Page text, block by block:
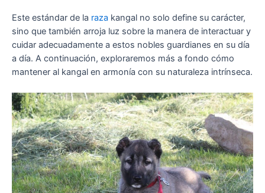
Este estándar de la raza kangal no solo define su carácter,
sino que también arroja luz sobre la manera de interactuar y
cuidar adecuadamente a estos nobles guardianes en su día
a día. A continuación, exploraremos más a fondo cómo
mantener al kangal en armonía con su naturaleza intrínseca.